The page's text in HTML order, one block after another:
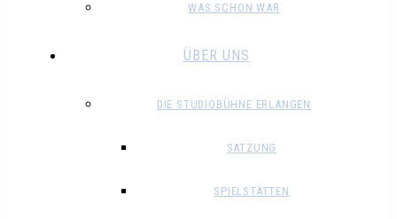
WAS SCHON WAR
ÜBER UNS
DIE STUDIOBÜHNE ERLANGEN
SATZUNG
SPIELSTÄTTEN